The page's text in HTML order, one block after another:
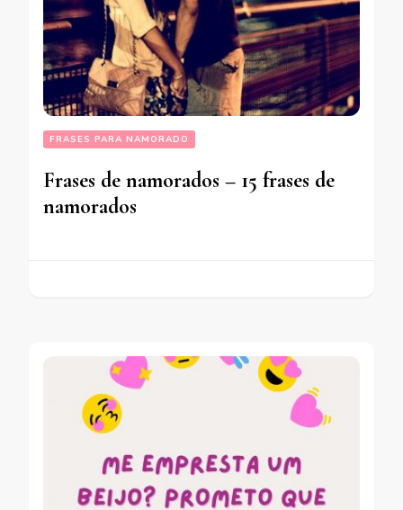
FRASES PARA NAMORADO
Frases de namorados – 15 frases de
namorados